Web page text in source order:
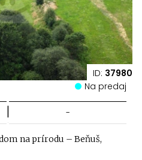
ID: 37980
Na predaj
| -
na prírodu – Beňuš,